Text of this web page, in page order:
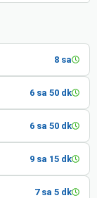
8 sa
6 sa 50 dk
6 sa 50 dk
9 sa 15 dk
7 sa 5 dk